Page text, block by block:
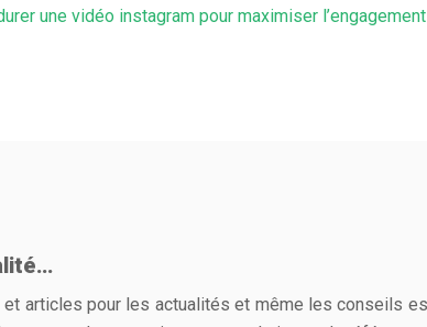
une vidéo instagram pour maximiser
articles pour les actualités et même les conseils